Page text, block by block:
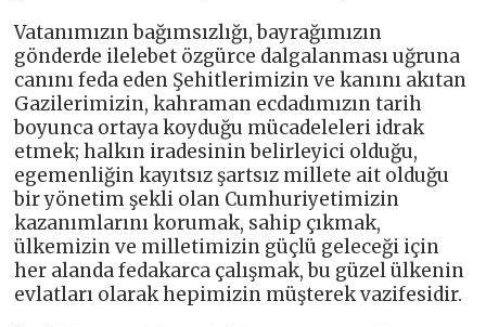
Vatanımızın bağımsızlığı, bayrağımızın
gönderde ilelebet özgürce dalgalanması uğruna
canını feda eden Şehitlerimizin ve kanını akıtan
Gazilerimizin, kahraman ecdadımızın tarih
boyunca ortaya koyduğu mücadeleleri idrak
etmek; halkın iradesinin belirleyici olduğu,
egemenliğin kayıtsız şartsız millete ait olduğu
bir yönetim şekli olan Cumhuriyetimizin
kazanımlarını korumak, sahip çıkmak,
ülkemizin ve milletimizin güçlü geleceği için
her alanda fedakarca çalışmak, bu güzel ülkenin
evlatları olarak hepimizin müşterek vazifesidir.